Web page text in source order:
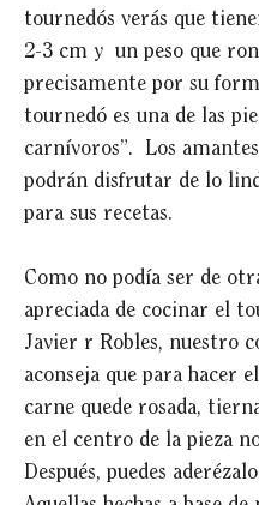
tournedós verás que
2-3 cm y un peso que
precisamente por su
tournedó es una de las
carnívoros”. Los
podrán disfrutar de lo
para sus recetas.
Como no podía ser de
apreciada de cocinar el
Javier r Robles, nuestro
aconseja que para hacer
carne quede rosada,
en el centro de la pieza
Después, puedes